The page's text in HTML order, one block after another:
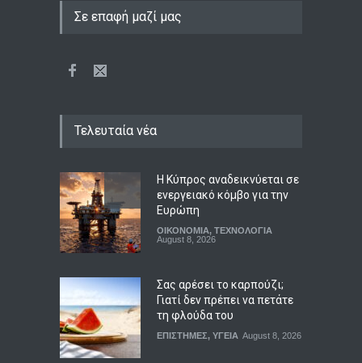
Σε επαφή μαζί μας
Τελευταία νέα
Η Κύπρος αναδεικνύεται σε
ενεργειακό κόμβο για την
Ευρώπη
ΟΙΚΟΝΟΜΙΑ, ΤΕΧΝΟΛΟΓΙΑ
August 8, 2026
Σας αρέσει το καρπούζι;
Γιατί δεν πρέπει να πετάτε
τη φλούδα του
ΕΠΙΣΤΗΜΕΣ, ΥΓΕΙΑ August 8, 2026